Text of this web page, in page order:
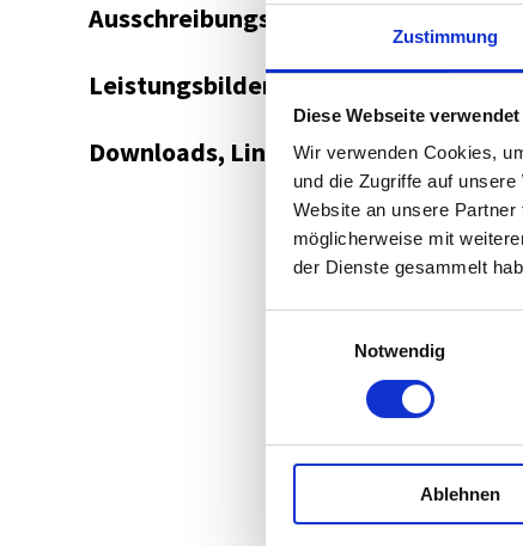
Zustimmung
Diese Webseite
Wir verwenden Cookies,
und die Zugriffe auf
Website an unsere
möglicherweise mit
der Dienste gesammelt
Notwendig
Ablehnen
Ausschreibungsplattform
Leistungsbilder/Leistungsmodelle
Downloads, Links & Infos